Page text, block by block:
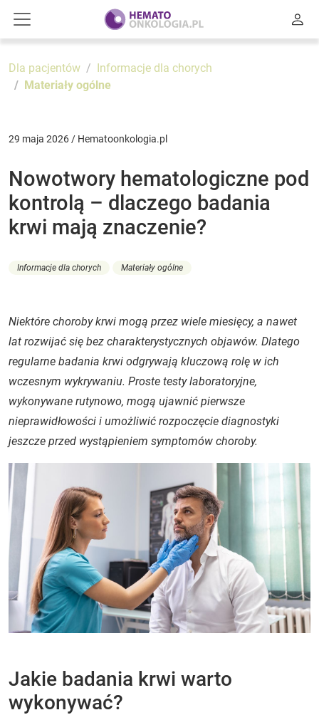
Dla pacjentów
Informacje dla chorych
Materiały ogólne
29 maja 2026 / Hematoonkologia.pl
Nowotwory hematologiczne pod
kontrolą – dlaczego badania
krwi mają znaczenie?
Informacje dla chorych Materiały ogólne
Niektóre choroby krwi mogą przez wiele miesięcy, a nawet
lat rozwijać się bez charakterystycznych objawów. Dlatego
regularne badania krwi odgrywają kluczową rolę w ich
wczesnym wykrywaniu. Proste testy laboratoryjne,
wykonywane rutynowo, mogą ujawnić pierwsze
nieprawidłowości i umożliwić rozpoczęcie diagnostyki
jeszcze przed wystąpieniem symptomów choroby.
Jakie badania krwi warto
wykonywać?